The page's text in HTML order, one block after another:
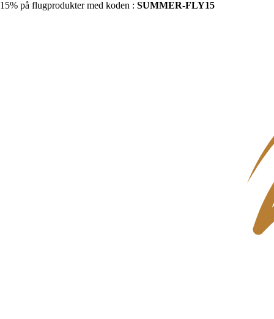
15% på flugprodukter med koden : SUMMER-FLY15